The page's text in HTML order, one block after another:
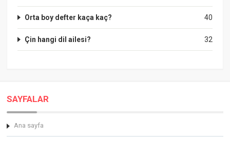
40
Orta boy defter kaça kaç?
32
Çin hangi dil ailesi?
SAYFALAR
Ana sayfa